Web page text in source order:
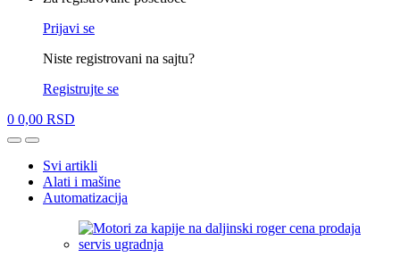
Prijavi se
Niste registrovani na sajtu?
Registrujte se
0 0,00 RSD
OpenClose
Svi artikli
Alati i mašine
Automatizacija